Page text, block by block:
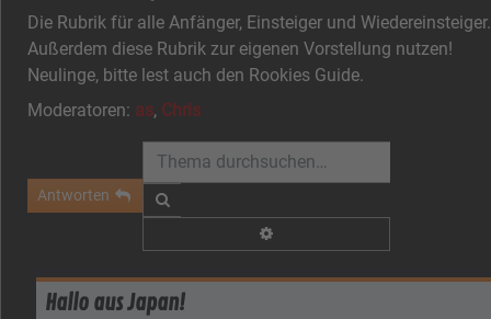
Die Rubrik für alle Anfänger, Einsteiger und Wiedereinsteiger.
Außerdem diese Rubrik zur eigenen Vorstellung nutzen!
Neulinge, bitte lest auch den Rookies Guide.
Moderatoren: as, Chris
Antworten
Hallo aus Japan!